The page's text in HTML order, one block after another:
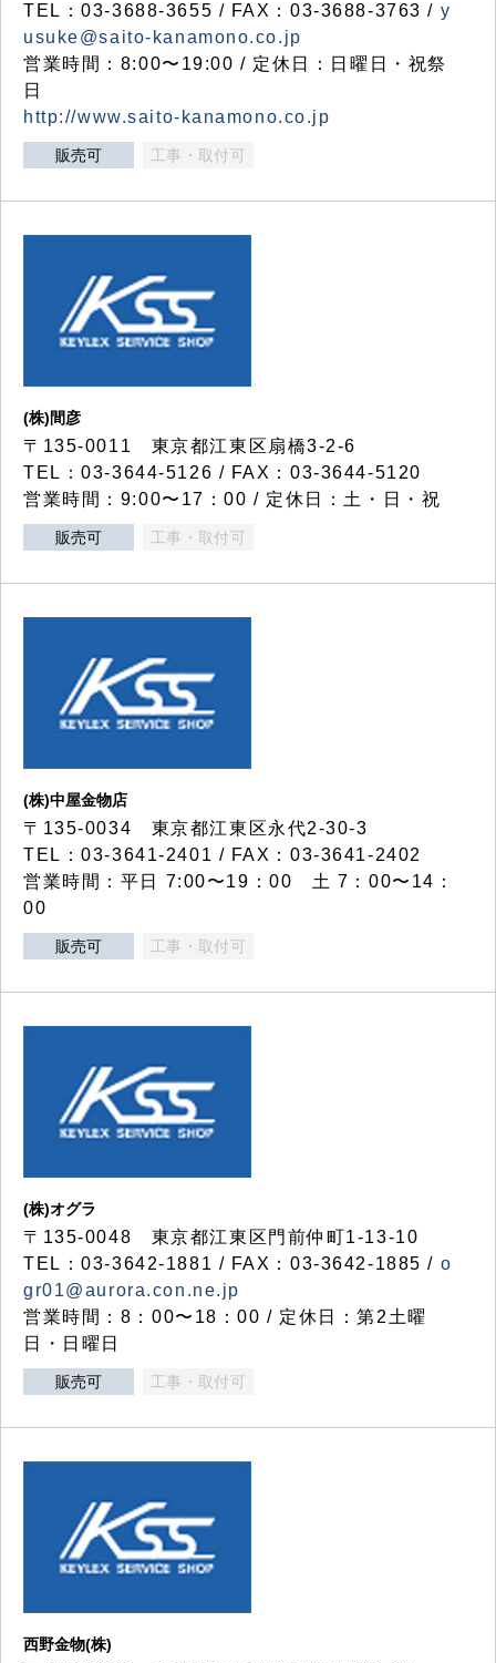
TEL：03-3688-3655 / FAX：03-3688-3763 / y
usuke@saito-kanamono.co.jp
営業時間：8:00〜19:00 / 定休日：日曜日・祝祭
日
http://www.saito-kanamono.co.jp
販売可 工事・取付可
(株)間彦
〒135-0011 東京都江東区扇橋3-2-6
TEL：03-3644-5126 / FAX：03-3644-5120
営業時間：9:00〜17：00 / 定休日：土・日・祝
販売可 工事・取付可
(株)中屋金物店
〒135-0034 東京都江東区永代2-30-3
TEL：03-3641-2401 / FAX：03-3641-2402
営業時間：平日 7:00〜19：00 土 7：00〜14：
00
販売可 工事・取付可
(株)オグラ
〒135-0048 東京都江東区門前仲町1-13-10
TEL：03-3642-1881 / FAX：03-3642-1885 / o
gr01@aurora.con.ne.jp
営業時間：8：00〜18：00 / 定休日：第2土曜
日・日曜日
販売可 工事・取付可
西野金物(株)